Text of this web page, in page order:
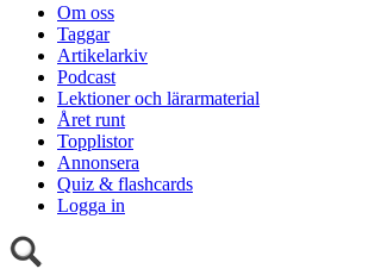
Om oss
Taggar
Artikelarkiv
Podcast
Lektioner och lärarmaterial
Året runt
Topplistor
Annonsera
Quiz & flashcards
Logga in